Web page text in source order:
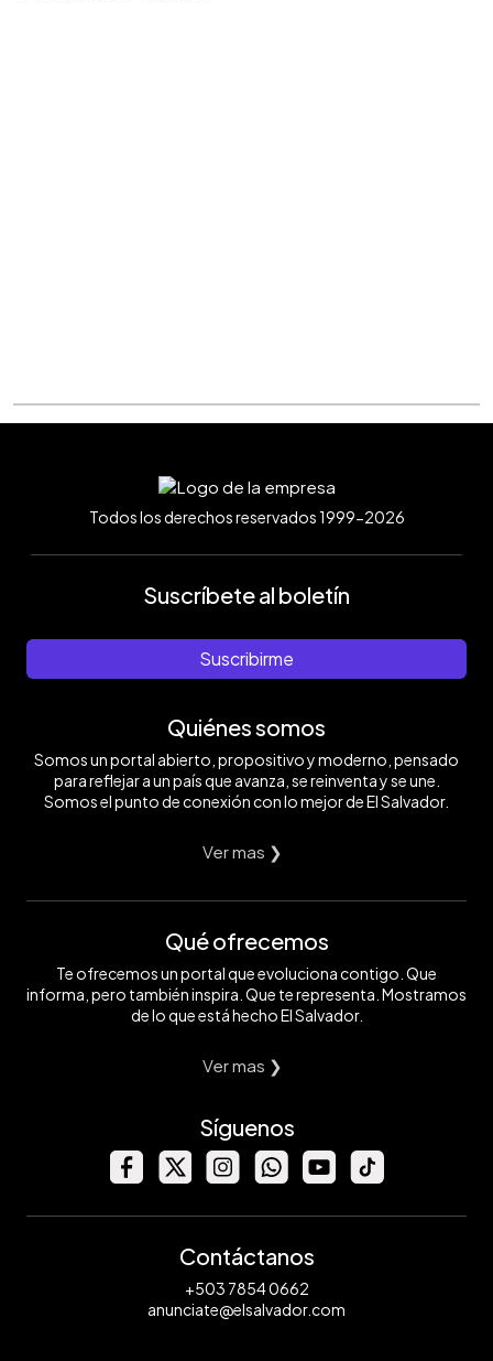
Todos los derechos reservados 1999-2026
Suscríbete al boletín
Suscribirme
Quiénes somos
Somos un portal abierto, propositivo y moderno, pensado
para reflejar a un país que avanza, se reinventa y se une.
Somos el punto de conexión con lo mejor de El Salvador.
Ver mas ❯
Qué ofrecemos
Te ofrecemos un portal que evoluciona contigo. Que
informa, pero también inspira. Que te representa. Mostramos
de lo que está hecho El Salvador.
Ver mas ❯
Síguenos
Contáctanos
+503 7854 0662
anunciate@elsalvador.com